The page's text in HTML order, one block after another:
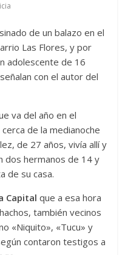
de un balazo en el
Las Flores, y por
adolescente de 16
con el autor del
va del año en el
de la medianoche
de 27 años, vivía allí y
dos hermanos de 14 y
de su casa.
Capital que a esa hora
también vecinos
«Niquito», «Tucu» y
contaron testigos a